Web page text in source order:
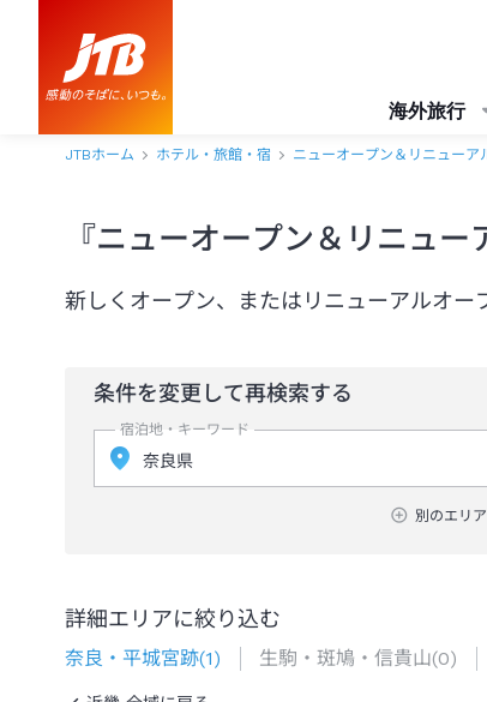
海外旅行
JTBホーム ホテル・旅館・宿 ニューオープン＆リニューア
『ニューオープン＆リニュ
新しくオープン、またはリニューアルオー
条件を変更して再検索する
宿泊地・キーワード
別のエリ
詳細エリアに絞り込む
奈良・平城宮跡(1) 生駒・斑鳩・信貴山(0)